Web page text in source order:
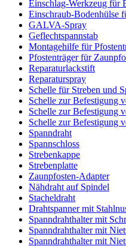
Einschlag-Werkzeug für
Einschraub-Bodenhülse
GALVA-Spray
Geflechtspannstab
Montagehilfe für
Pfostenträger für
Reparaturlackstift
Reparaturspray
Schelle für Streben und
Schelle zur Befestigung
Schelle zur Befestigung
Schelle zur Befestigung
Spanndraht
Spannschloss
Strebenkappe
Strebenplatte
Zaunpfosten-Adapter
Nähdraht auf Spindel
Stacheldraht
Drahtspanner mit
Spanndrahthalter mit
Spanndrahthalter mit
Spanndrahthalter mit